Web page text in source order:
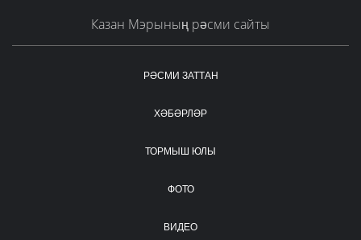
Казан Мэрының рәсми сайты
РӘСМИ ЗАТТАН
ХӘБӘРЛӘР
ТОРМЫШ ЮЛЫ
ФОТО
ВИДЕО